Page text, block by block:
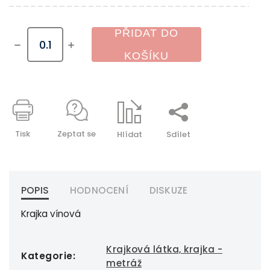
PŘIDAT DO
KOŠÍKU
Tisk Zeptat se Hlídat Sdílet
POPIS HODNOCENÍ
DISKUZE
Krajka vínová
Kategorie:
Krajková látka, krajka -
metráž